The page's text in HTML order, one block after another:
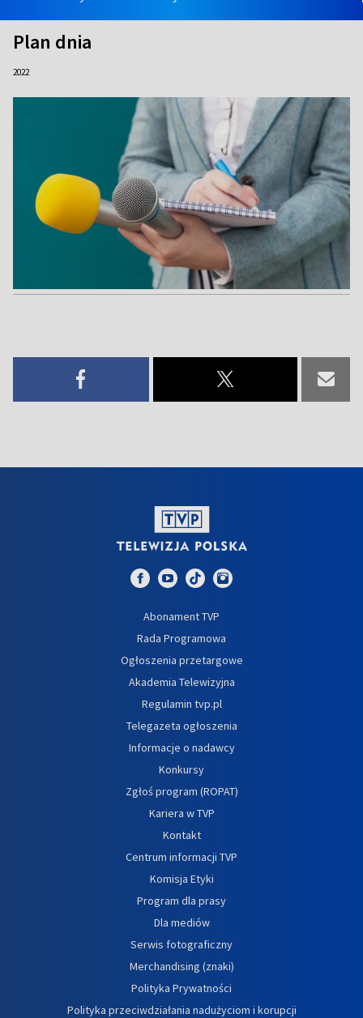
Plan dnia
2022
Abonament TVP
Rada Programowa
Ogłoszenia przetargowe
Akademia Telewizyjna
Regulamin tvp.pl
Telegazeta ogłoszenia
Informacje o nadawcy
Konkursy
Zgłoś program (ROPAT)
Kariera w TVP
Kontakt
Centrum informacji TVP
Komisja Etyki
Program dla prasy
Dla mediów
Serwis fotograficzny
Merchandising (znaki)
Polityka Prywatności
Polityka przeciwdziałania nadużyciom i korupcji